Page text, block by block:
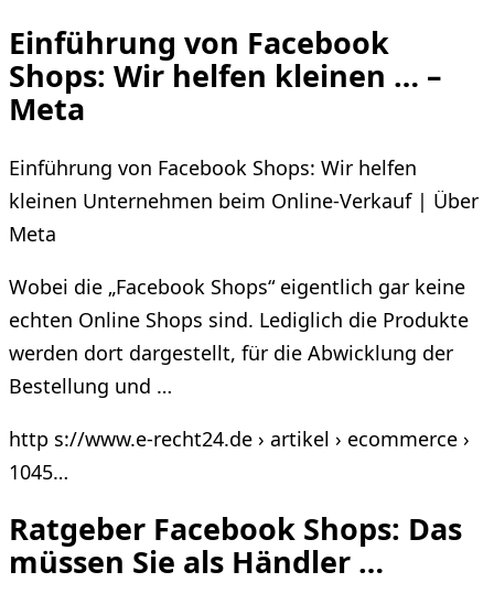
Einführung von Facebook
Shops: Wir helfen kleinen … –
Meta
Einführung von Facebook Shops: Wir helfen
kleinen Unternehmen beim Online-Verkauf | Über
Meta
Wobei die „Facebook Shops“ eigentlich gar keine
echten Online Shops sind. Lediglich die Produkte
werden dort dargestellt, für die Abwicklung der
Bestellung und …
http s://www.e-recht24.de › artikel › ecommerce ›
1045…
Ratgeber Facebook Shops: Das
müssen Sie als Händler …